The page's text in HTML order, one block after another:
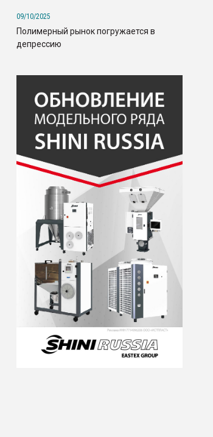
09/10/2025
Полимерный рынок погружается в
депрессию